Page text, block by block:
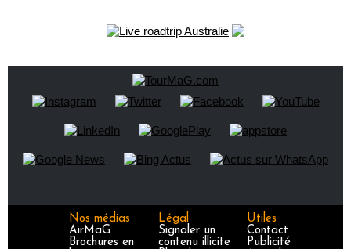
Nos médias
AirMaG
Brochures en
Légal
Signaler un
contenu illicite
Utiles
Contact
Publicité